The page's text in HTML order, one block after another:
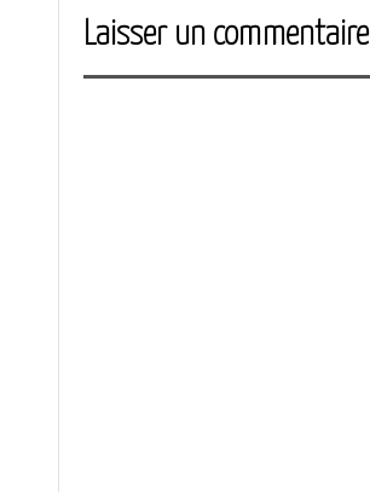
Laisser un commentaire